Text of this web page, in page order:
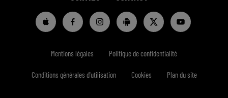
Mentions légales Politique de confidentialité
Conditions générales d'utilisation Cookies Plan du site